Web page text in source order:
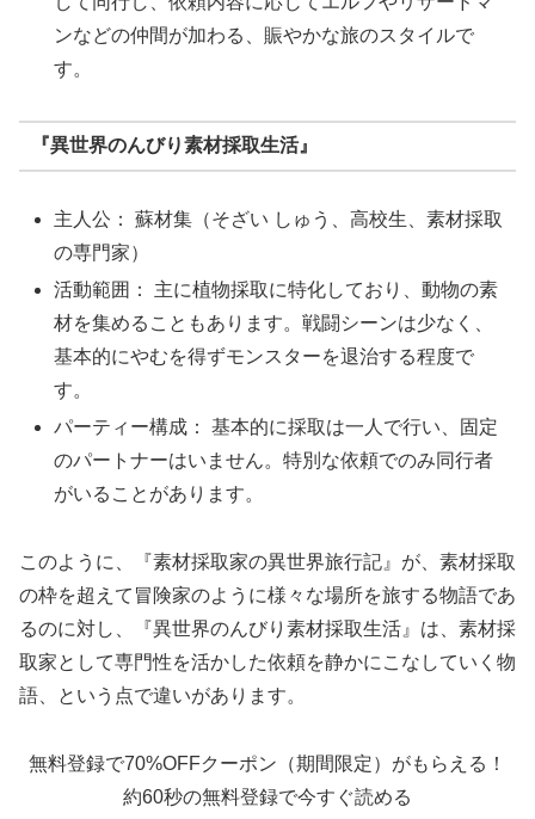
ンなどの仲間が加わる、賑やかな旅のスタイルで
す。
『異世界のんびり素材採取生活』
主人公： 蘇材集（そざい しゅう、高校生、素材採取
の専門家）
活動範囲： 主に植物採取に特化しており、動物の素
材を集めることもあります。戦闘シーンは少なく、
基本的にやむを得ずモンスターを退治する程度で
す。
パーティー構成： 基本的に採取は一人で行い、固定
のパートナーはいません。特別な依頼でのみ同行者
がいることがあります。
このように、『素材採取家の異世界旅行記』が、素材採取
の枠を超えて冒険家のように様々な場所を旅する物語であ
るのに対し、『異世界のんびり素材採取生活』は、素材採
取家として専門性を活かした依頼を静かにこなしていく物
語、という点で違いがあります。
無料登録で70%OFFクーポン（期間限定）がもらえる！
約60秒の無料登録で今すぐ読める